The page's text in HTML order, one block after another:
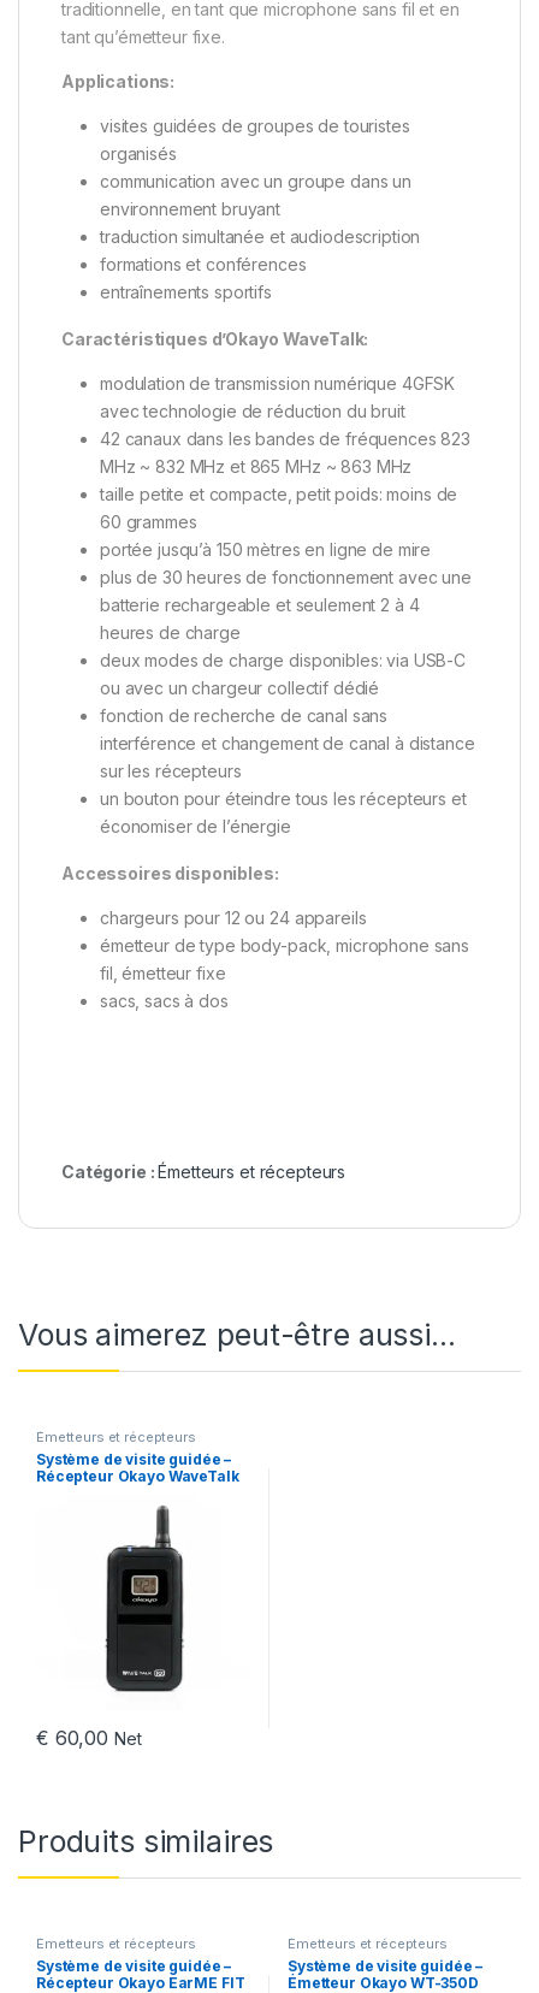
traditionnelle, en tant que microphone sans fil et en
tant qu’émetteur fixe.
Applications:
visites guidées de groupes de touristes
organisés
communication avec un groupe dans un
environnement bruyant
traduction simultanée et audiodescription
formations et conférences
entraînements sportifs
Caractéristiques d’Okayo WaveTalk:
modulation de transmission numérique 4GFSK
avec technologie de réduction du bruit
42 canaux dans les bandes de fréquences 823
MHz ~ 832 MHz et 865 MHz ~ 863 MHz
taille petite et compacte, petit poids: moins de
60 grammes
portée jusqu’à 150 mètres en ligne de mire
plus de 30 heures de fonctionnement avec une
batterie rechargeable et seulement 2 à 4
heures de charge
deux modes de charge disponibles: via USB-C
ou avec un chargeur collectif dédié
fonction de recherche de canal sans
interférence et changement de canal à distance
sur les récepteurs
un bouton pour éteindre tous les récepteurs et
économiser de l’énergie
Accessoires disponibles:
chargeurs pour 12 ou 24 appareils
émetteur de type body-pack, microphone sans
fil, émetteur fixe
sacs, sacs à dos
Catégorie : Émetteurs et récepteurs
Vous aimerez peut-être aussi…
Émetteurs et récepteurs
Système de visite guidée –
Récepteur Okayo WaveTalk
€ 60,00 Net
Produits similaires
Émetteurs et récepteurs
Système de visite guidée –
Récepteur Okayo EarME FIT
Émetteurs et récepteurs
Système de visite guidée –
Émetteur Okayo WT-350D